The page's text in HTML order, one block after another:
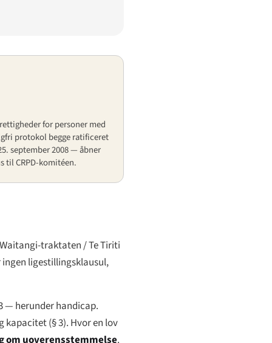
for personer med
protokol begge ratificeret
september 2008 — åbner
til CRPD-komitéen.
traktaten /Te Tiriti
ligestillingsklausul,
— herunder handicap.
kapacitet (§ 3). Hvor en lov
uoverensstemmelse.